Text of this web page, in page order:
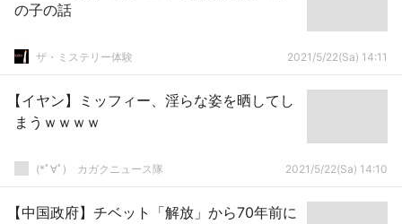
の子の話
ザ・ミステリー体験 2021/5/22(Sa) 14:11
【イヤン】ミッフィー、淫らな姿を晒してし
まうｗｗｗｗ
(*ﾟ∀ﾟ)ゞカガクニュース隊 2021/5/22(Sa) 14:10
【中国政府】チベット「解放」から70年前に